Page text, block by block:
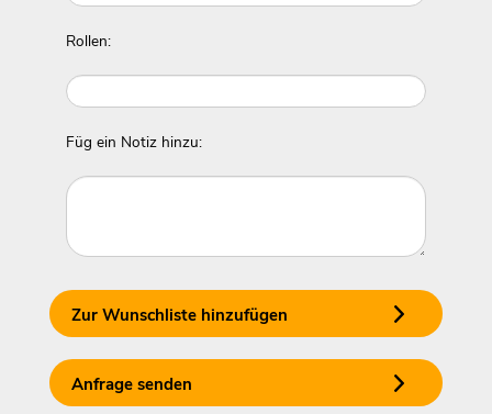
Rollen:
Füg ein Notiz hinzu:
Zur Wunschliste hinzufügen
Anfrage senden